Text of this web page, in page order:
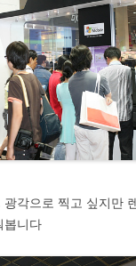
각으로 찍고 싶지만
봅니다